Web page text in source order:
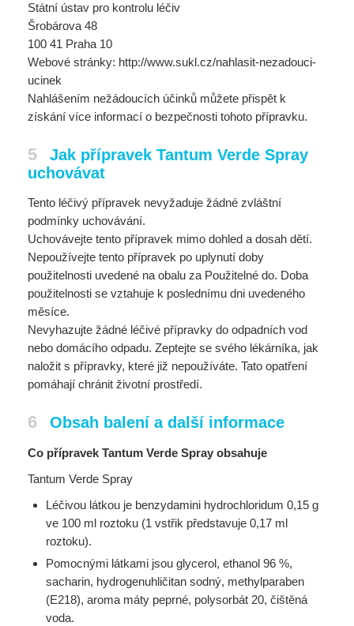
Státní ústav pro kontrolu léčiv
Šrobárova 48
100 41 Praha 10
Webové stránky: http://www.sukl.cz/nahlasit-nezadouci-
ucinek
Nahlášením nežádoucích účinků můžete přispět k
získání více informací o bezpečnosti tohoto přípravku.
5
Jak přípravek Tantum Verde Spray
uchovávat
Tento léčivý přípravek nevyžaduje žádné zvláštní
podmínky uchovávání.
Uchovávejte tento přípravek mimo dohled a dosah dětí.
Nepoužívejte tento přípravek po uplynutí doby
použitelnosti uvedené na obalu za Použitelné do. Doba
použitelnosti se vztahuje k poslednímu dni uvedeného
měsíce.
Nevyhazujte žádné léčivé přípravky do odpadních vod
nebo domácího odpadu. Zeptejte se svého lékárníka, jak
naložit s přípravky, které již nepoužíváte. Tato opatření
pomáhají chránit životní prostředí.
6 Obsah balení a další informace
Co přípravek Tantum Verde Spray obsahuje
Tantum Verde Spray
Léčivou látkou je benzydamini hydrochloridum 0,15 g
ve 100 ml roztoku (1 vstřik představuje 0,17 ml
roztoku).
Pomocnými látkami jsou glycerol, ethanol 96 %,
sacharin, hydrogenuhličitan sodný, methylparaben
(E218), aroma máty peprné, polysorbát 20, čištěná
voda.